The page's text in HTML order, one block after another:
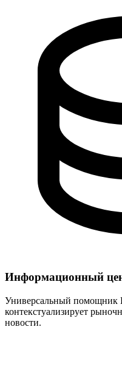
Информационный
Универсальный помощник
контекстуализирует
новости.